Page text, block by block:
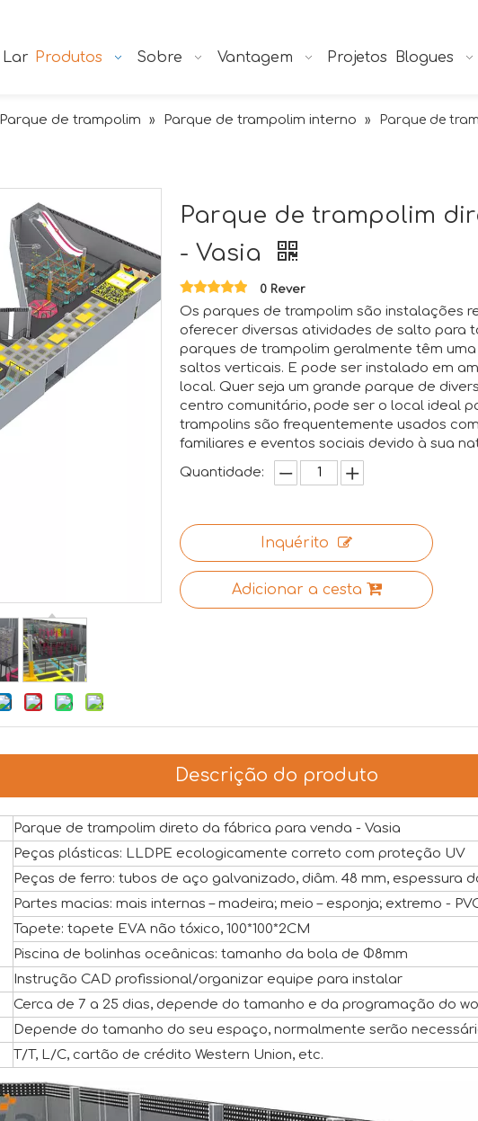
Lar Produtos Sobre Vantagem Projetos Blogues
Parque de trampolim » Parque de trampolim interno » Parque de
Parque de trampolim
- Vasia
0 Rever
Os parques de trampolim são instalações
oferecer diversas atividades de salto para
parques de trampolim geralmente têm
saltos verticais. E pode ser instalado em
local. Quer seja um grande parque de
centro comunitário, pode ser o local ideal
trampolins são frequentemente usados
familiares e eventos sociais devido à sua
Quantidade:
Inquérito
Adicionar a cesta
Descrição do produto
Parque de trampolim direto da fábrica para venda - Vasia
Peças plásticas: LLDPE ecologicamente correto com proteção UV
Peças de ferro: tubos de aço galvanizado, diâm. 48 mm, espessura
Partes macias: mais internas – madeira; meio – esponja; extremo -
Tapete: tapete EVA não tóxico, 100*100*2CM
Piscina de bolinhas oceânicas: tamanho da bola de Φ8mm
Instrução CAD profissional/organizar equipe para instalar
Cerca de 7 a 25 dias, depende do tamanho e da programação do
Depende do tamanho do seu espaço, normalmente serão
T/T, L/C, cartão de crédito Western Union, etc.